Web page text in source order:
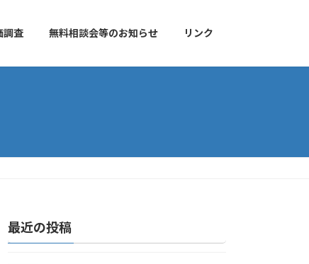
調査 無料相談会等のお知らせ リンク
最近の投稿